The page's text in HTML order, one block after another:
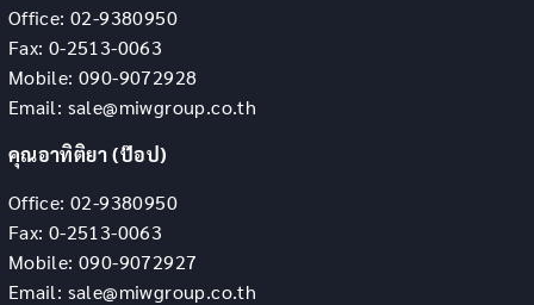
Office: 02-9380950
Fax: 0-2513-0063
Mobile: 090-9072928
Email: sale@miwgroup.co.th
คุณอาทิติยา (ป๊อป)
Office: 02-9380950
Fax: 0-2513-0063
Mobile: 090-9072927
Email: sale@miwgroup.co.th